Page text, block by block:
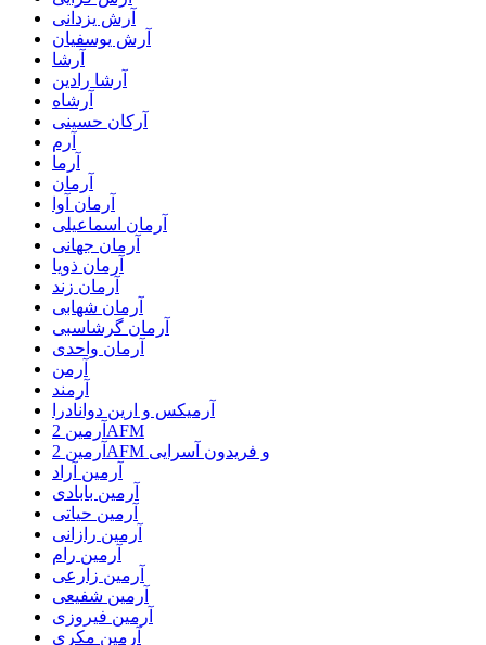
آرش یزدانی
آرش یوسفیان
آرشا
آرشا رادین
آرشاه
آرکان حسینی
آرم
آرما
آرمان
آرمان آوا
آرمان اسماعیلی
آرمان جهانی
آرمان ذویا
آرمان زند
آرمان شهابی
آرمان گرشاسبی
آرمان واحدی
آرمن
آرمند
آرمیکس و ارین دوانادرا
آرمین 2AFM
آرمین 2AFM و فریدون آسرایی
آرمین آراد
آرمین بابادی
آرمین حیاتی
آرمین رازانی
آرمین رام
آرمین زارعی
آرمین شفیعی
آرمین فیروزی
آرمین مکری